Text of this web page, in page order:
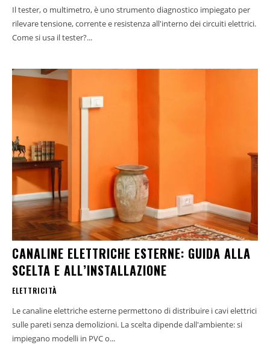
Il tester, o multimetro, è uno strumento diagnostico impiegato per
rilevare tensione, corrente e resistenza all'interno dei circuiti elettrici.
Come si usa il tester?...
CANALINE ELETTRICHE ESTERNE: GUIDA ALLA
SCELTA E ALL’INSTALLAZIONE
ELETTRICITÀ
Le canaline elettriche esterne permettono di distribuire i cavi elettrici
sulle pareti senza demolizioni. La scelta dipende dall'ambiente: si
impiegano modelli in PVC o...